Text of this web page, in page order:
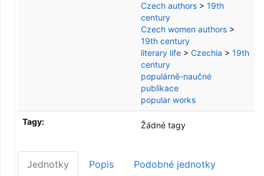
Czech authors > 19th
century
Czech women authors >
19th century
literary life > Czechia > 19th
century
populárně-naučné
publikace
popular works
Tagy: Žádné tagy
Jednotky Popis Podobné jednotky